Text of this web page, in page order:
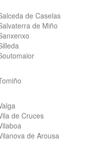
de Caselas
de Miño
de Cruces
de Arousa